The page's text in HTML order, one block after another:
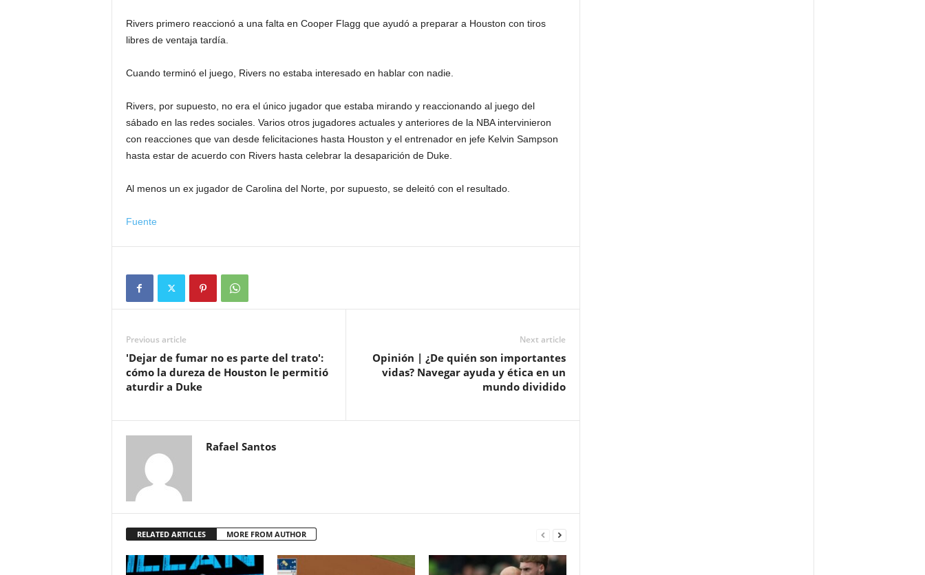
Rivers primero reaccionó a una falta en Cooper Flagg que ayudó a preparar a Houston con tiros
libres de ventaja tardía.
Cuando terminó el juego, Rivers no estaba interesado en hablar con nadie.
Rivers, por supuesto, no era el único jugador que estaba mirando y reaccionando al juego del
sábado en las redes sociales. Varios otros jugadores actuales y anteriores de la NBA intervinieron
con reacciones que van desde felicitaciones hasta Houston y el entrenador en jefe Kelvin Sampson
hasta estar de acuerdo con Rivers hasta celebrar la desaparición de Duke.
Al menos un ex jugador de Carolina del Norte, por supuesto, se deleitó con el resultado.
Fuente
Previous article
'Dejar de fumar no es parte del trato':
cómo la dureza de Houston le permitió
aturdir a Duke
Next article
Opinión | ¿De quién son importantes
vidas? Navegar ayuda y ética en un
mundo dividido
Rafael Santos
RELATED ARTICLES MORE FROM AUTHOR